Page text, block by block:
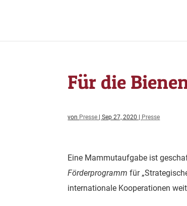
Für die
von Presse |Sep 27, 2020 Presse
Eine Mammutaufgabe ist
Förderprogrammfür
internationale Kooperationen